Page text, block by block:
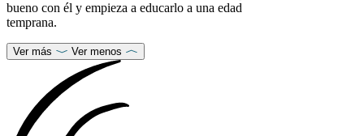
bueno con él y empieza a educarlo a una edad
temprana.
Ver más Ver menos